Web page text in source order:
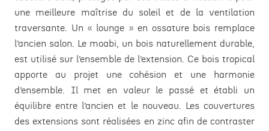
une meilleure maîtrise du soleil et de la ventilation
traversante. Un « lounge » en ossature bois remplace
l’ancien salon. Le moabi, un bois naturellement durable,
est utilisé sur l’ensemble de l’extension. Ce bois tropical
apporte au projet une cohésion et une harmonie
d’ensemble. Il met en valeur le passé et établi un
équilibre entre l’ancien et le nouveau. Les couvertures
des extensions sont réalisées en zinc afin de contraster